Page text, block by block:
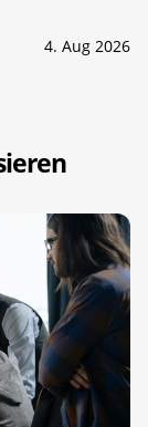
4. Aug 2026